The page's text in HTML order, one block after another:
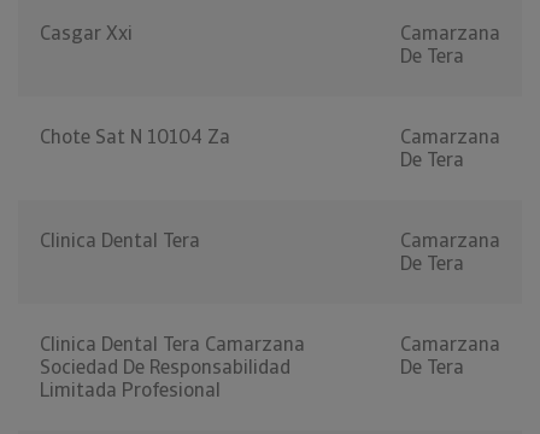
Casgar Xxi
Camarzana
De Tera
Chote Sat N 10104 Za
Camarzana
De Tera
Clinica Dental Tera
Camarzana
De Tera
Clinica Dental Tera Camarzana
Sociedad De Responsabilidad
Limitada Profesional
Camarzana
De Tera